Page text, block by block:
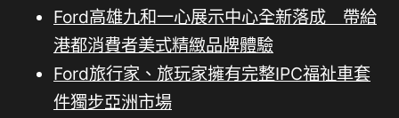
Ford高雄九和一心展示中心全新落成 帶給
港都消費者美式精緻品牌體驗
Ford旅行家、旅玩家擁有完整IPC福祉車套
件獨步亞洲市場